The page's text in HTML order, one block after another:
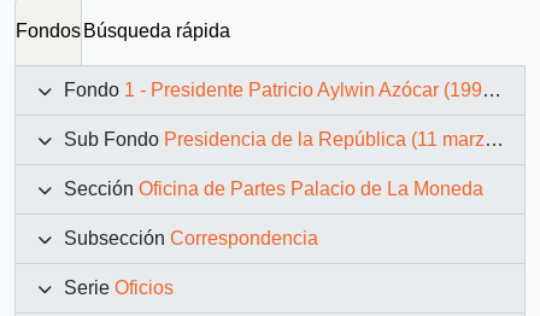
Fondos Búsqueda rápida
Fondo 1 - Presidente Patricio Aylwin Azócar (1990-1994)
Sub Fondo Presidencia de la República (11 marzo 1990 – 11 marzo 1994)
Sección Oficina de Partes Palacio de La Moneda
Subsección Correspondencia
Serie Oficios